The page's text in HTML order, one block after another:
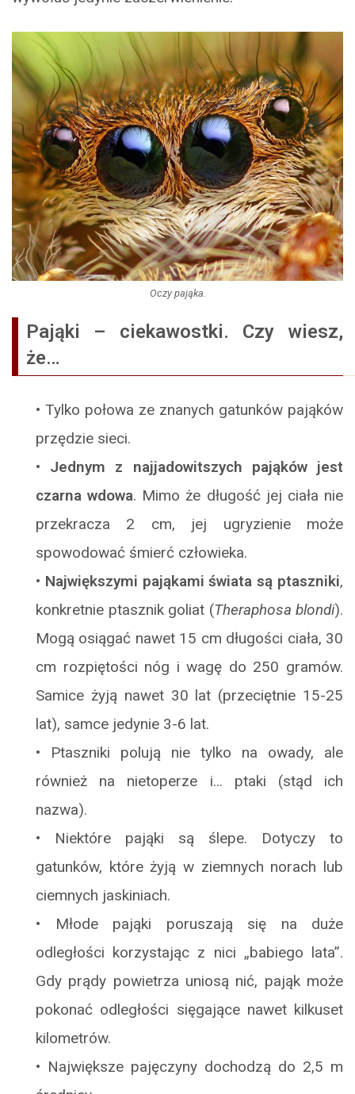
Oczy pająka.
Pająki – ciekawostki. Czy wiesz,
że…
• Tylko połowa ze znanych gatunków pająków
przędzie sieci.
• Jednym z najjadowitszych pająków jest
czarna wdowa. Mimo że długość jej ciała nie
przekracza 2 cm, jej ugryzienie może
spowodować śmierć człowieka.
• Największymi pająkami świata są ptaszniki,
konkretnie ptasznik goliat (Theraphosa blondi).
Mogą osiągać nawet 15 cm długości ciała, 30
cm rozpiętości nóg i wagę do 250 gramów.
Samice żyją nawet 30 lat (przeciętnie 15-25
lat), samce jedynie 3-6 lat.
• Ptaszniki polują nie tylko na owady, ale
również na nietoperze i… ptaki (stąd ich
nazwa).
• Niektóre pająki są ślepe. Dotyczy to
gatunków, które żyją w ziemnych norach lub
ciemnych jaskiniach.
• Młode pająki poruszają się na duże
odległości korzystając z nici „babiego lata”.
Gdy prądy powietrza uniosą nić, pająk może
pokonać odległości sięgające nawet kilkuset
kilometrów.
• Największe pajęczyny dochodzą do 2,5 m